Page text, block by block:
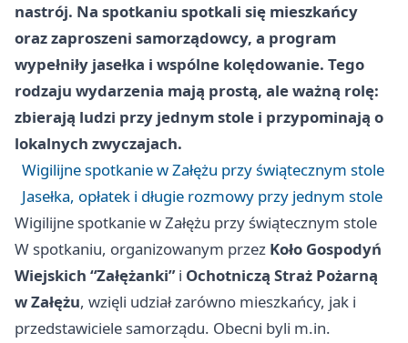
nastrój. Na spotkaniu spotkali się mieszkańcy
oraz zaproszeni samorządowcy, a program
wypełniły jasełka i wspólne kolędowanie. Tego
rodzaju wydarzenia mają prostą, ale ważną rolę:
zbierają ludzi przy jednym stole i przypominają o
lokalnych zwyczajach.
Wigilijne spotkanie w Załężu przy świątecznym stole
Jasełka, opłatek i długie rozmowy przy jednym stole
Wigilijne spotkanie w Załężu przy świątecznym stole
W spotkaniu, organizowanym przez Koło Gospodyń
Wiejskich “Załężanki”i Ochotniczą Straż Pożarną
w Załężu, wzięli udział zarówno mieszkańcy, jak i
przedstawiciele samorządu. Obecni byli m.in.